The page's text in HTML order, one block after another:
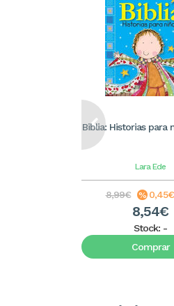
Biblia: Historias para
Lara Ede
8,99€
8,54€
Stock: -
Comprar